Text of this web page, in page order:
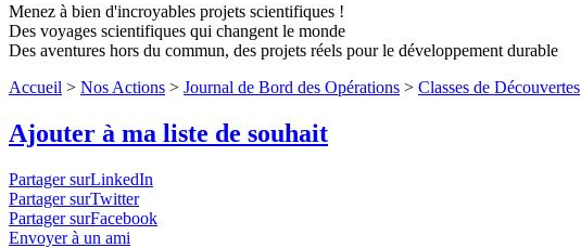
Menez à bien d'incroyables projets scientifiques !
Des voyages scientifiques qui changent le monde
Des aventures hors du commun, des projets réels pour le développement durable
Accueil > Nos Actions > Journal de Bord des Opérations > Classes de Découvertes
Ajouter à ma liste de souhait
Partager surLinkedIn
Partager surTwitter
Partager surFacebook
Envoyer à un ami